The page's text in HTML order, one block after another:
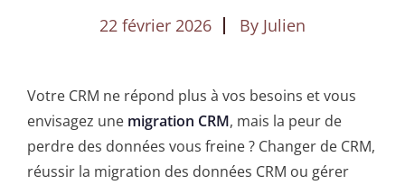
22 février 2026 By Julien
Votre CRM ne répond plus à vos besoins et vous
envisagez une migration CRM, mais la peur de
perdre des données vous freine ? Changer de CRM,
réussir la migration des données CRM ou gérer